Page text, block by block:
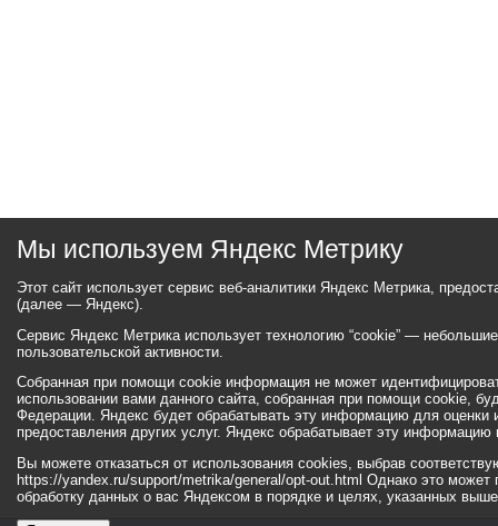
Мы используем Яндекс Метрику
Этот сайт использует сервис веб-аналитики Яндекс Метрика,
(далее — Яндекс).
Сервис Яндекс Метрика использует технологию “cookie” —
пользовательской активности.
Собранная при помощи cookie информация не может
использовании вами данного сайта, собранная при помощи cookie,
Федерации. Яндекс будет обрабатывать эту информацию для оценки
предоставления других услуг. Яндекс обрабатывает эту
Вы можете отказаться от использования cookies, выбрав
https://yandex.ru/support/metrika/general/opt-out.html Однако это может
обработку данных о вас Яндексом в порядке и целях, указанных